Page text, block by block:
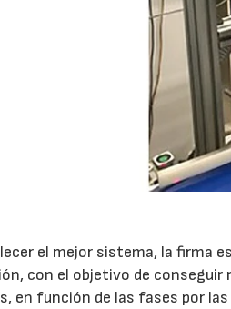
el mejor sistema, la firma
con el objetivo de
en función de las fases por